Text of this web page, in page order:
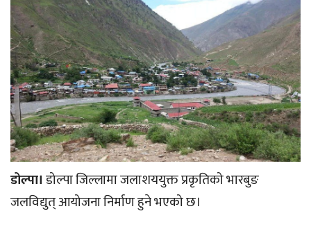
डोल्पा।डोल्पा जिल्लामा जलाशययुक्त प्रकृतिको भारबुङ
जलविद्युत् आयोजना निर्माण हुने भएको छ।